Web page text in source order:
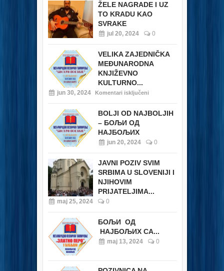
ŽELE NAGRADE I UZ
TO KRADU KAO
SVRAKE
jul 20, 2024 0
VELIKA ZAJEDNIČKA
MEĐUNARODNA
KNJIŽEVNO
KULTURNO...
jun 30, 2024 Komentari isključeni
BOLJI OD NAJBOLJIH
– БОЉИ ОД
НАЈБОЉИХ
jun 20, 2024 0
JAVNI POZIV SVIM
SRBIMA U SLOVENIJI I
NJIHOVIM
PRIJATELJIMA...
maj 25, 2024 0
БОЉИ ОД
НАЈБОЉИХ СА...
maj 13, 2024 0